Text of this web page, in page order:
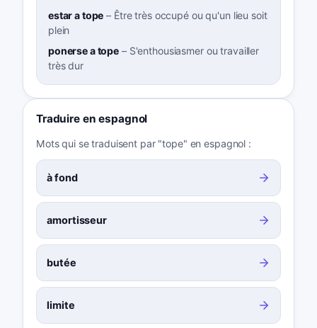
estar a tope – Être très occupé ou qu'un lieu soit
plein
ponerse a tope – S'enthousiasmer ou travailler
très dur
Traduire en espagnol
Mots qui se traduisent par "tope" en espagnol :
à fond
amortisseur
butée
limite